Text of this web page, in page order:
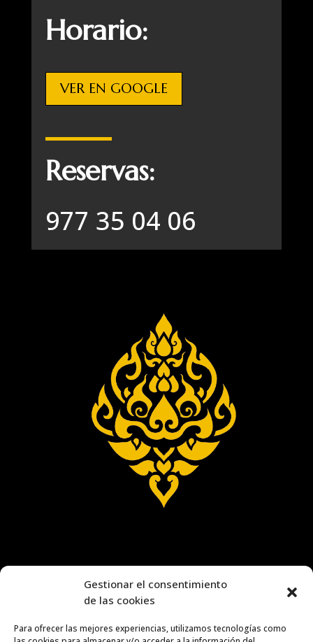
Gestionar el consentimiento
de las cookies
Para ofrecer las mejores experiencias, utilizamos tecnologías como
Horario:
VER EN GOOGLE
Reservas:
977 35 04 06